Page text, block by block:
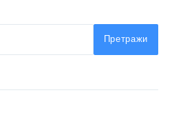
Претражи